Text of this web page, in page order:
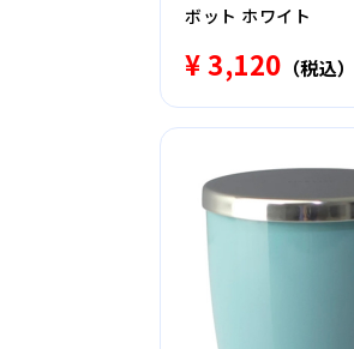
ボット ホワイト
¥ 3,120 （税込）